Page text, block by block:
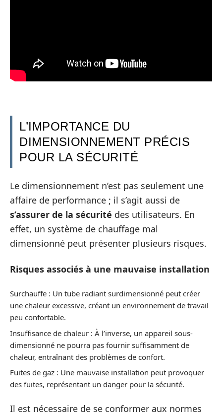
L’IMPORTANCE DU
DIMENSIONNEMENT PRÉCIS
POUR LA SÉCURITÉ
Le dimensionnement n’est pas seulement une
affaire de performance ; il s’agit aussi de
s’assurer de la sécurité des utilisateurs. En
effet, un système de chauffage mal
dimensionné peut présenter plusieurs risques.
Risques associés à une mauvaise installation
Surchauffe : Un tube radiant surdimensionné peut créer
une chaleur excessive, créant un environnement de travail
peu confortable.
Insuffisance de chaleur : À l’inverse, un appareil sous-
dimensionné ne pourra pas fournir suffisamment de
chaleur, entraînant des problèmes de confort.
Fuites de gaz : Une mauvaise installation peut provoquer
des fuites, représentant un danger pour la sécurité.
Il est nécessaire de se conformer aux normes